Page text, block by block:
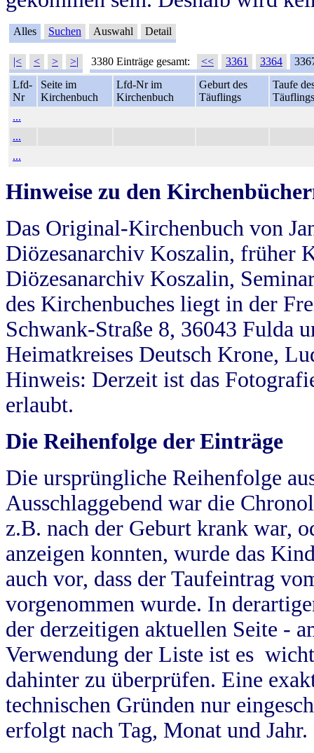
Alles Suchen Auswahl Detail
|< < > >| 3380 Einträge gesamt: << 3361 3364
Lfd-
Nr
Seite im
Kirchenbuch
Lfd-Nr im
Kirchenbuch
Geburt des
Täuflings
Taufe
Täuflings
...
...
...
Hinweise zu den
Das Original-Kirchenbuch von
Diözesanarchiv Koszalin, früher
Diözesanarchiv Koszalin,
des Kirchenbuches liegt in der
Schwank-Straße 8, 36043 Fulda
Heimatkreises Deutsch Krone,
Hinweis: Derzeit ist das
erlaubt.
Die Reihenfolge der Einträge
Die ursprüngliche Reihenfolge
Ausschlaggebend war die
z.B. nach der Geburt krank war,
anzeigen konnten, wurde das
auch vor, dass der Taufeintrag
vorgenommen wurde. In
der derzeitigen aktuellen Seite -
Verwendung der Liste ist es
dahinter zu überprüfen. Eine
technischen Gründen nur
erfolgt nach Tag, Monat und Jahr.